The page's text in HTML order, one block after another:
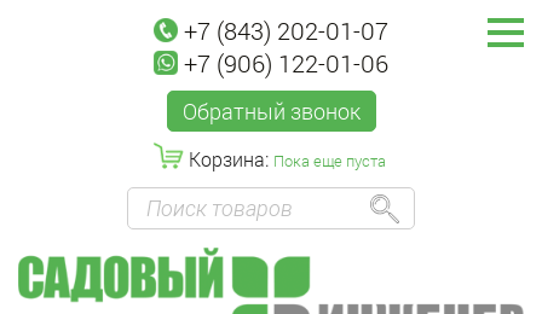
+7 (843) 202-01-07
+7 (906) 122-01-06
Обратный звонок
Корзина: Пока еще пуста